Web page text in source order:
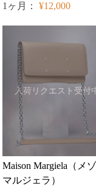
1ヶ月： ¥12,000
入荷リクエスト受付
Maison Margiela（メ
マルジェラ）